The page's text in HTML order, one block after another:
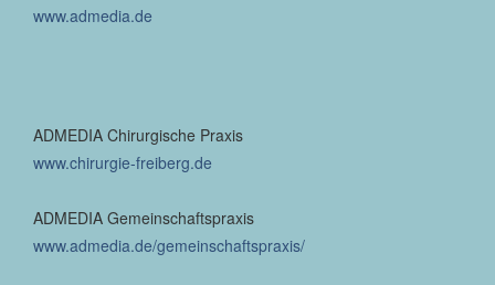
www.admedia.de
ADMEDIA Chirurgische Praxis
www.chirurgie-freiberg.de
ADMEDIA Gemeinschaftspraxis
www.admedia.de/gemeinschaftspraxis/